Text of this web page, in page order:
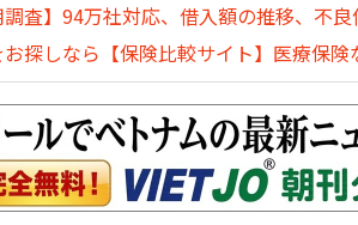
調査】94万社対応、借入額の推移、不
探しなら【保険比較サイト】医療保険